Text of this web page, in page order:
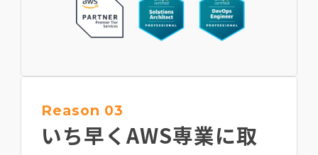
Reason 03
いち早くAWS専業に取